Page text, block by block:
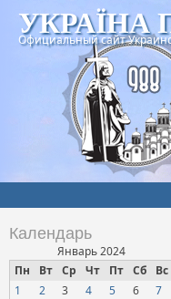
УКРАЇНА
Официальный сайт
Календарь
Январь 2024
Пн
Вт Ср Чт Пт Сб Вс
1 2 3 4 5 6
7